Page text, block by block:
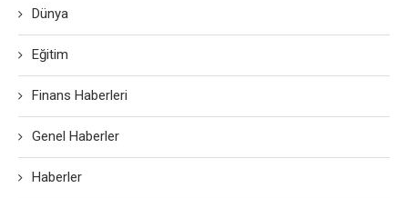
Dünya
Eğitim
Finans Haberleri
Genel Haberler
Haberler